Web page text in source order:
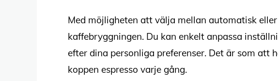
Med möjligheten att välja mellan automatisk
kaffebryggningen. Du kan enkelt anpassa
efter dina personliga preferenser. Det är som att
koppen espresso varje gång.